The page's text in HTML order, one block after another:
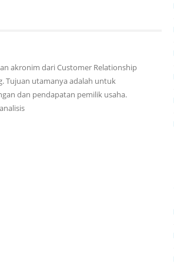
akronim dari Customer Relationship
Tujuan utamanya adalah untuk
dan pendapatan pemilik usaha.